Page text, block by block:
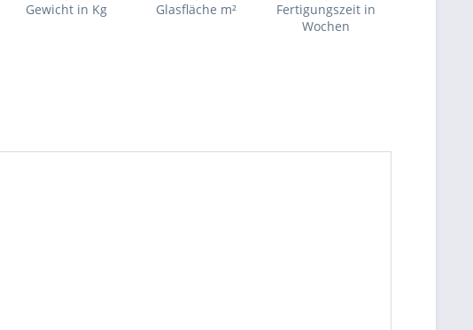
Gewicht in Kg Glasfläche m²
Fertigungszeit in
Wochen